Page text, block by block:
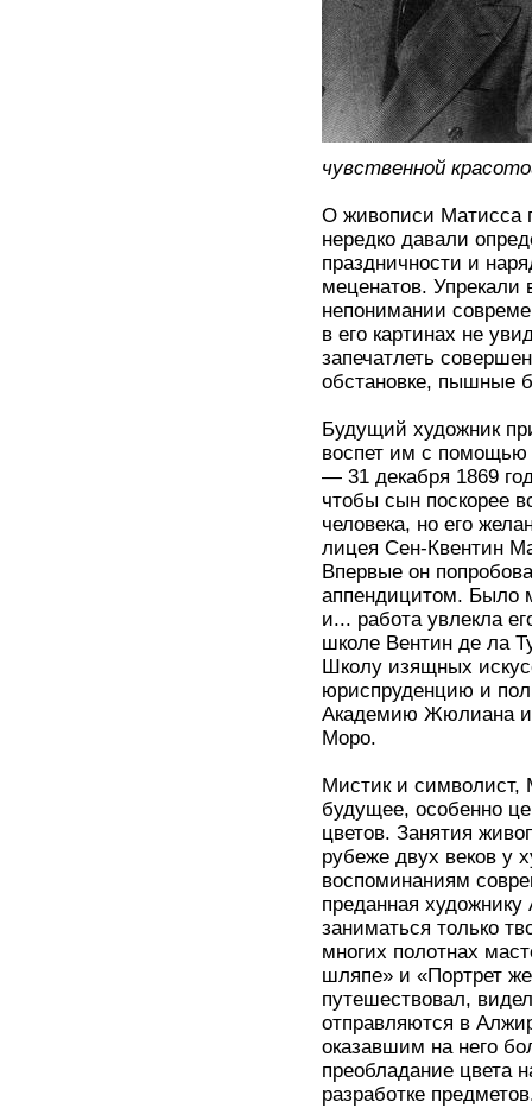
чувственной
О живописи Матисса
нередко давали
праздничности и
меценатов. Упрекали
непонимании
в его картинах не
запечатлеть
обстановке, пышные
Будущий художник
воспет им с помощью
— 31 декабря 1869
чтобы сын поскорее
человека, но его
лицея Сен-Квентин
Впервые он
аппендицитом. Было
и... работа увлекла
школе Вентин де ла
Школу изящных
юриспруденцию и
Академию Жюлиана и
Моро.
Мистик и символист,
будущее, особенно
цветов. Занятия
рубеже двух веков
воспоминаниям
преданная
заниматься только
многих полотнах
шляпе» и «Портрет
путешествовал,
отправляются в
оказавшим на него
преобладание цвета
разработке